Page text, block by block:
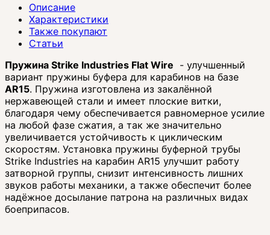
Описание
Характеристики
Также покупают
Статьи
Пружина Strike Industries Flat Wire - улучшенный
вариант пружины буфера для карабинов на базе
AR15. Пружина изготовлена из закалённой
нержавеющей стали и имеет плоские витки,
благодаря чему обеспечивается равномерное усилие
на любой фазе сжатия, а так же значительно
увеличивается устойчивость к циклическим
скоростям. Установка пружины буферной трубы
Strike Industries на карабин AR15 улучшит работу
затворной группы, снизит интенсивность лишних
звуков работы механики, а также обеспечит более
надёжное досылание патрона на различных видах
боеприпасов.